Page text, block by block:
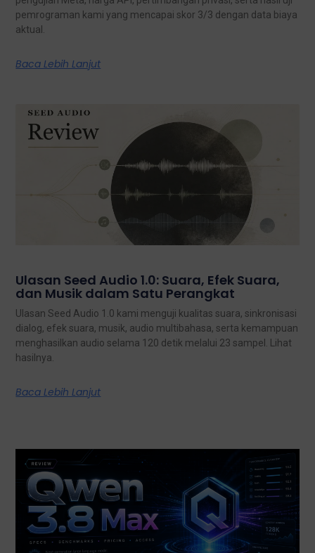
pemrograman kami yang mencapai skor 3/3 dengan data biaya
aktual.
Baca Lebih Lanjut
Ulasan Seed Audio 1.0: Suara, Efek Suara,
dan Musik dalam Satu Perangkat
Ulasan Seed Audio 1.0 kami menguji kualitas suara, sinkronisasi
dialog, efek suara, musik, audio multibahasa, serta kemampuan
menghasilkan audio selama 120 detik melalui 23 sampel. Lihat
hasilnya.
Baca Lebih Lanjut